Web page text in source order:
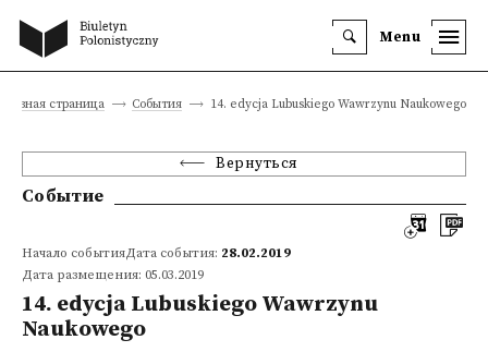
Menu
Главная страница События 14. edycja Lubuskiego Wawrzynu Naukowego
Вернуться
Событие
Начало событияДата события: 28.02.2019
Дата размещения: 05.03.2019
14. edycja Lubuskiego Wawrzynu
Naukowego